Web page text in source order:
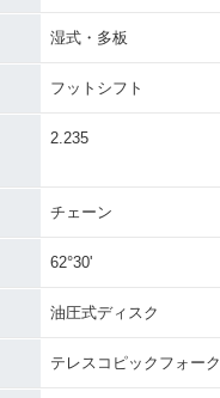
湿式・多板
フットシフト
2.235
チェーン
62°30'
油圧式ディスク
テレスコピックフォーク